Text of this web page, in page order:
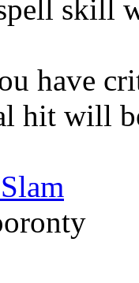
skill
have
hit will